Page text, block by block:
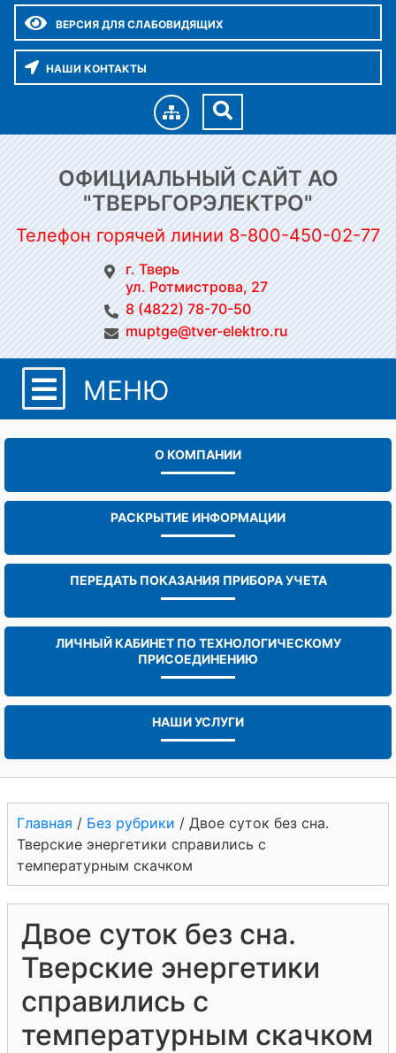
ВЕРСИЯ ДЛЯ СЛАБОВИДЯЩИХ
НАШИ КОНТАКТЫ
ОФИЦИАЛЬНЫЙ САЙТ АО
"ТВЕРЬГОРЭЛЕКТРО"
Телефон горячей линии 8-800-450-02-77
г. Тверь
ул. Ротмистрова, 27
8 (4822) 78-70-50
muptge@tver-elektro.ru
МЕНЮ
О КОМПАНИИ
РАСКРЫТИЕ ИНФОРМАЦИИ
ПЕРЕДАТЬ ПОКАЗАНИЯ ПРИБОРА УЧЕТА
ЛИЧНЫЙ КАБИНЕТ ПО ТЕХНОЛОГИЧЕСКОМУ
ПРИСОЕДИНЕНИЮ
НАШИ УСЛУГИ
Главная / Без рубрики / Двое суток без сна.
Тверские энергетики справились с
температурным скачком
Двое суток без сна.
Тверские энергетики
справились с
температурным скачком